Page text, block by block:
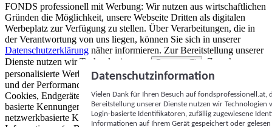
FONDS professionell mit Werbung: Wir nutzen aus wirtschaftlichen
Gründen die Möglichkeit, unsere Webseite Dritten als digitalen
Werbeplatz zur Verfügung zu stellen. Über Verarbeitungen, die in
der Verantwortung von uns liegen, können Sie sich in unserer
Datenschutzerklärung näher informieren. Zur Bereitstellung unserer
Dienste nutzen wir Technologien von
Partnern (5)
. Zwecke:
personalisierte Werbung und Inhalte, Messung von Werbeleistung
und der Performance von Inhalten sowie Zielgruppenforschung.
Cookies, Endgeräte- oder ähnliche Online-Kennungen (z. B. login-
basierte Kennungen, zufällig generierte Kennungen,
netzwerkbasierte Kennungen) können zusammen mit anderen
Datenschutzinformation
Vielen Dank für Ihren Besuch auf
Bereitstellung unserer Dienste nutzen wir Technologien
Login-basierte Identifikatoren, zufällig zugewiesene
Informationen auf Ihrem Gerät gespeichert oder